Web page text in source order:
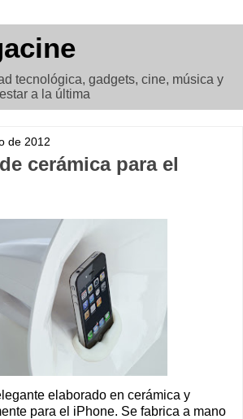
tecnológica, gadgets, cine, música y
a la última
de 2012
cerámica para el
elaborado en cerámica y
para el iPhone. Se fabrica a mano